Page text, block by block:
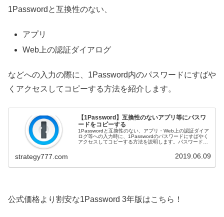
1Passwordと互換性のない、
アプリ
Web上の認証ダイアログ
などへの入力の際に、1Password内のパスワードにすばや
くアクセスしてコピーする方法を紹介します。
【1Password】互換性のないアプリ等にパスワ
ードをコピーする
1Passwordと互換性のない、アプリ・Web上の認証ダイア
ログ等への入力時に、1Passwordのパスワードにすばやく
アクセスしてコピーする方法を説明します。パスワードを
リには、パスワードをコピーして貼り付ける必要がありま
strategy777.com 2019.06.09
公式価格より割安な1Password 3年版はこちら！